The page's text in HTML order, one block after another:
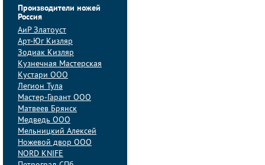
Производители ножей
Россия
АиP Златоуст
Арт-Юг Кизляр
Зодиак Кизляр
Кузнечная Мастерская
Кустари ООО
Легион Тула
Мастер-Гарант ООО
Матвеев Брянск
Медведь ООО
Мельницкий Алексей
Ножевой двор ООО
NORD KNIFE